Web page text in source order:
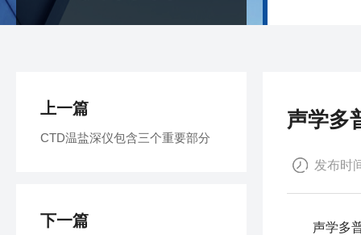
声学多
发布时
声学多
上一篇
CTD温盐深仪包含三个重要部分
下一篇